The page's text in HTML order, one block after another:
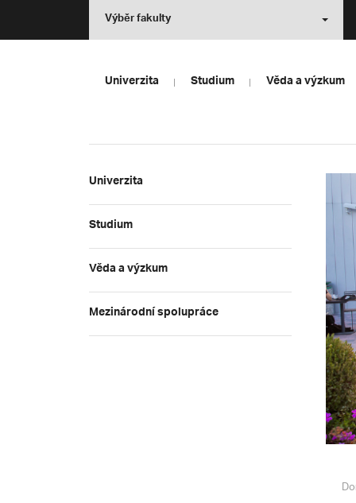
Výběr fakulty
Univerzita Studium Věda a výzkum
Univerzita
Studium
Věda a výzkum
Mezinárodní spolupráce